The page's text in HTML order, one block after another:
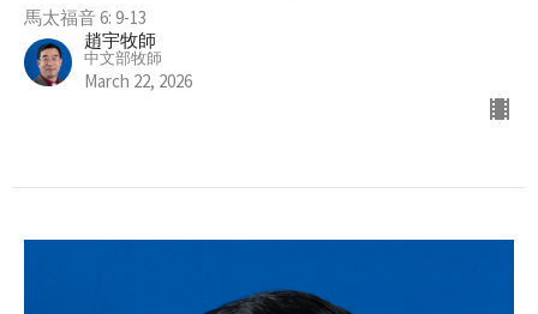
馬太福音 6: 9-13
趙宇牧師
中文部牧師
March 22, 2026